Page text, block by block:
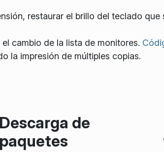
restaurar el brillo del teclado que
cambio de la lista de monitores.
la impresión de múltiples copias.
Descarga de
paquetes